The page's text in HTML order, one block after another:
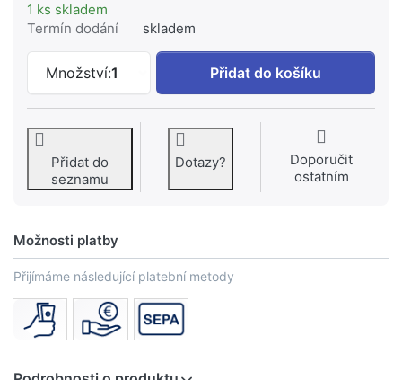
1 ks skladem
Termín dodání
skladem
Množství:1
RAVAK ANGELA 90 LA sprchová
Přidat do košíku
Přidat do
seznamu
Dotazy?
Doporučit
ostatním
Možnosti platby
Přijímáme následující platební metody